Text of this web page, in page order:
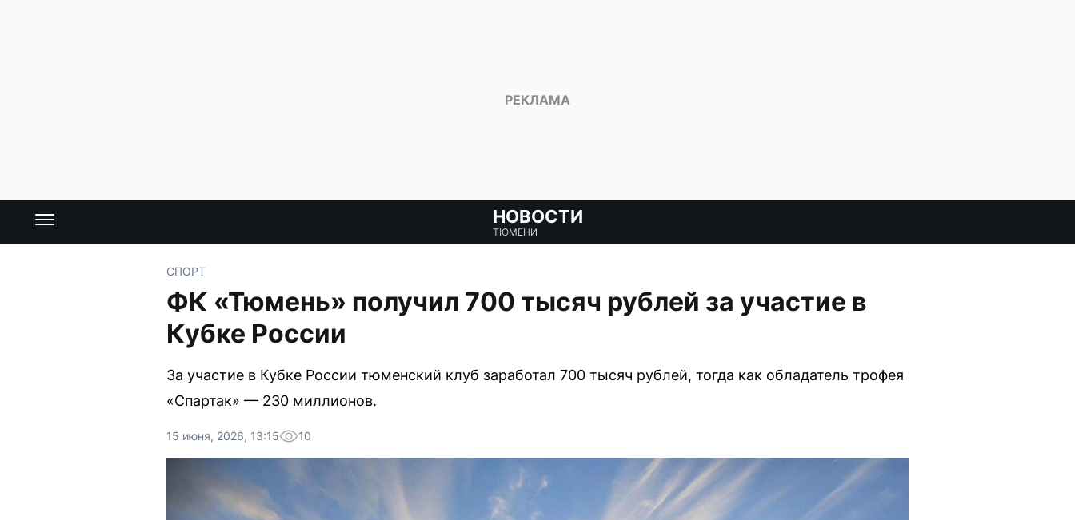
НОВОСТИ
ТЮМЕНИ
СПОРТ
ФК «Тюмень» получил 700 тысяч рублей за участие в
Кубке России
За участие в Кубке России тюменский клуб заработал 700 тысяч рублей, тогда как обладатель трофея
«Спартак» — 230 миллионов.
15 июня, 2026, 13:15 10